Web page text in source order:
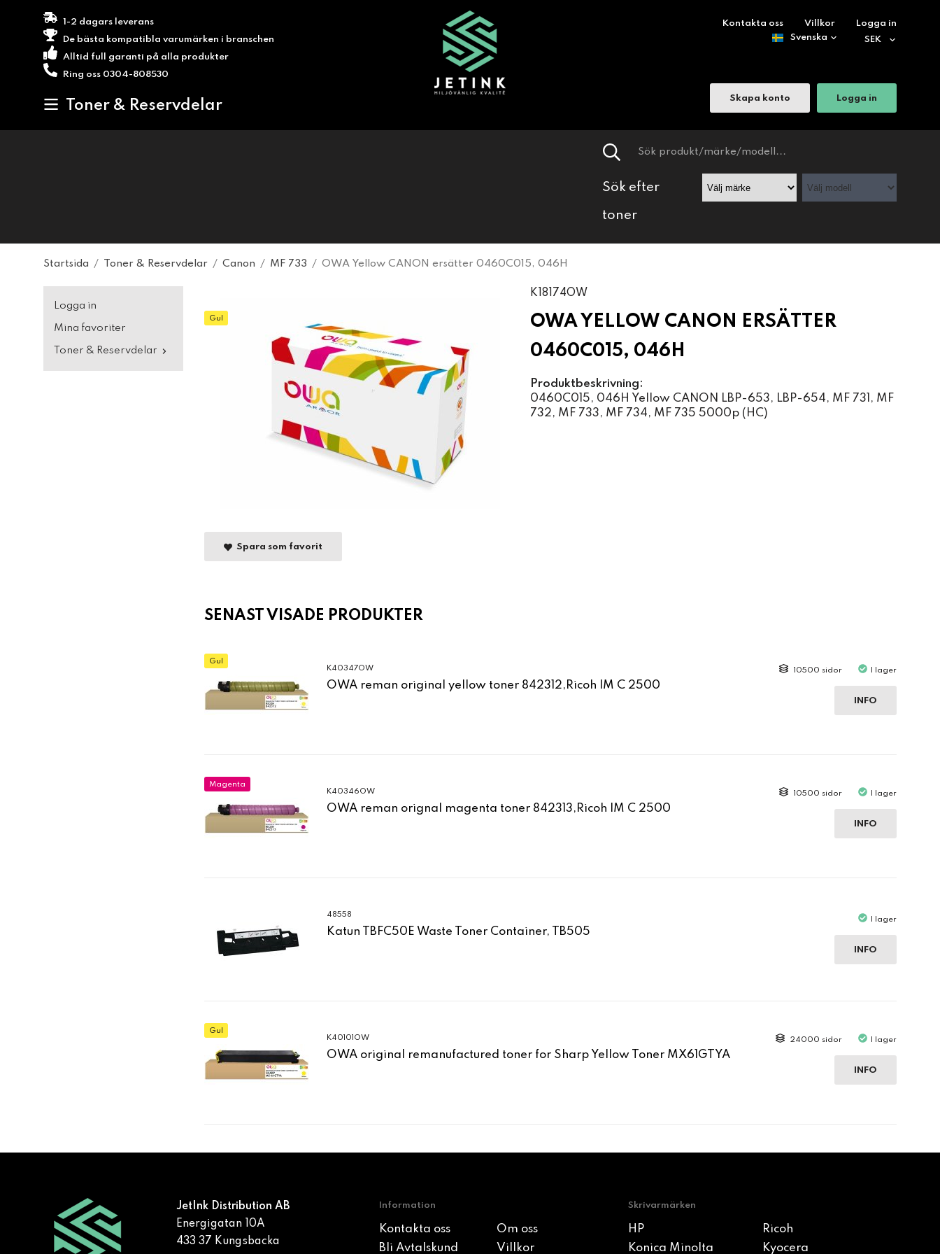
1-2 dagars leverans
De bästa kompatibla varumärken i branschen
Alltid full garanti på alla produkter
Ring oss 0304-808530
Toner & Reservdelar
Kontakta oss Villkor Logga in
Skapa konto Logga in
Sök efter
toner
Startsida / Toner & Reservdelar / Canon / MF 733 / OWA Yellow CANON ersätter 0460C015, 046H
Logga in
Mina favoriter
Toner & Reservdelar
Gul
K18174OW
OWA YELLOW CANON ERSÄTTER
0460C015, 046H
Produktbeskrivning:
0460C015, 046H Yellow CANON LBP-653, LBP-654, MF 731, MF
732, MF 733, MF 734, MF 735 5000p (HC)
Spara som favorit
SENAST VISADE PRODUKTER
Gul
K40347OW
OWA reman original yellow toner 842312,Ricoh IM C 2500
10500 sidor I lager
INFO
Magenta
K40346OW
OWA reman orignal magenta toner 842313,Ricoh IM C 2500
10500 sidor I lager
INFO
48558
Katun TBFC50E Waste Toner Container, TB505
I lager
INFO
Gul
K40101OW
OWA original remanufactured toner for Sharp Yellow Toner MX61GTYA
24000 sidor I lager
INFO
JetInk Distribution AB
Energigatan 10A
433 37 Kungsbacka
Information
Kontakta oss
Om oss
Bli Avtalskund
Villkor
Skrivarmärken
HP
Ricoh
Konica Minolta
Kyocera